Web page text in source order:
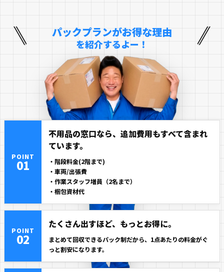
パックプランがお得な理由
を紹介するよー！
POINT
01
不用品の窓口なら、追加費用もすべて含まれ
ています。
・階段料金(2階まで)
・車両/出張費
・作業スタッフ増員（2名まで）
・梱包資材代
POINT
02
たくさん出すほど、もっとお得に。
まとめて回収できるパック制だから、1点あたりの料金がぐ
っと割安になります。